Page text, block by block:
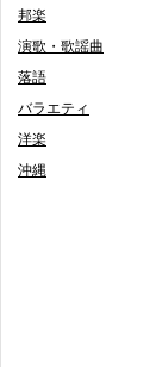
邦楽
演歌・歌謡曲
落語
バラエティ
洋楽
沖縄